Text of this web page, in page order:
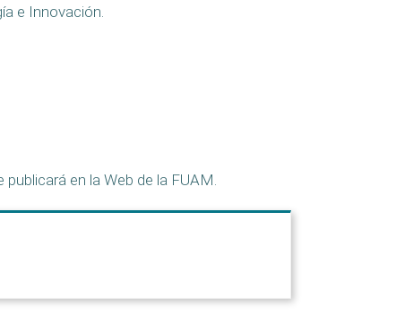
e Innovación.
en la Web de la FUAM.